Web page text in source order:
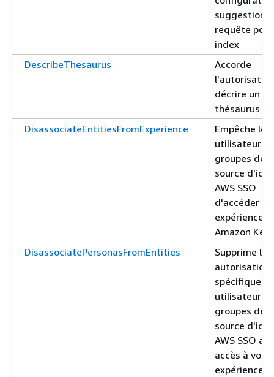
suggestions
requête
index
DescribeThesaurus
Accorde
décrire un
thésaurus
DisassociateEntitiesFromExperience
Empêche les
utilisateurs
groupes de
source
AWS SSO
d'accéder à
expérience
Amazon
DisassociatePersonasFromEntities
Supprime les
autorisations
spécifiques
utilisateurs
groupes de
source
AWS SSO
accès à votre
expérience